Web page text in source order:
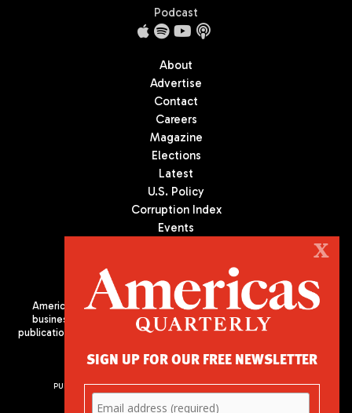
Podcast
About
Advertise
Contact
Careers
Magazine
Elections
Latest
U.S. Policy
Corruption Index
Events
Americas Quarterly (AQ) is the premier publication on politics,
business, and culture in Latin America. We are an independent
publication of the Americas Society/Council of the Americas, based
PUBLISHED BY AMERICAS SOCIETY/ COUNCIL OF THE AMERICAS
680 Park Avenue
X
SIGN UP FOR OUR FREE NEWSLETTER